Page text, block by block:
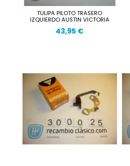
TULIPA PILOTO TRASERO
IZQUIERDO AUSTIN VICTORIA
43,95 €